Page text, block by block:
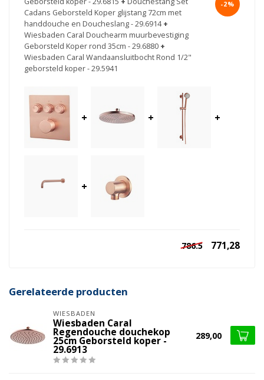
Cadans Geborsteld Koper glijstang 72cm met
handdouche en Doucheslang - 29.6914 +
Wiesbaden Caral Douchearm muurbevestiging
Geborsteld Koper rond 35cm - 29.6880 +
Wiesbaden Caral Wandaansluitbocht Rond 1/2"
geborsteld koper - 29.5941
-2%
+ + +
+
786.5 771,28
Gerelateerde producten
WIESBADEN
Wiesbaden Caral
Regendouche douchekop
25cm Geborsteld koper -
29.6913
289,00